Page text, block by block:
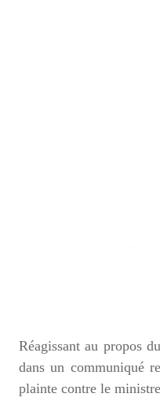
Réagissant au propos
dans un communiqué
plainte contre le